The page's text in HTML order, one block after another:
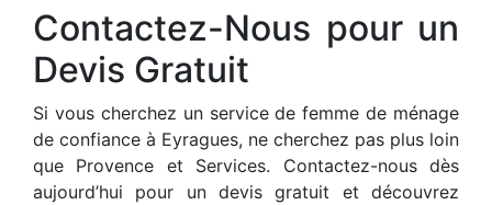
Contactez-Nous pour un
Devis Gratuit
Si vous cherchez un service de femme de ménage
de confiance à Eyragues, ne cherchez pas plus loin
que Provence et Services. Contactez-nous dès
aujourd’hui pour un devis gratuit et découvrez